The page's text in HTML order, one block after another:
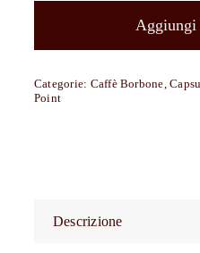
Categorie: Caffè Borbone ,
Point
Descrizione